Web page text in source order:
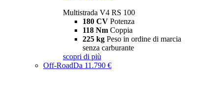
Multistrada V4 RS 100
180 CV Potenza
118 Nm Coppia
225 kg Peso in ordine di marcia
senza carburante
scopri di più
Off-RoadDa 11.790 €